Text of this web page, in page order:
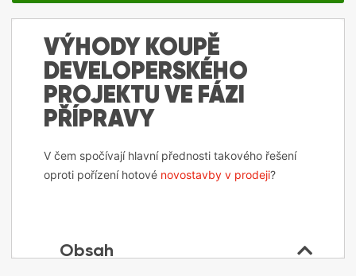
VÝHODY KOUPĚ
DEVELOPERSKÉHO
PROJEKTU VE FÁZI
PŘÍPRAVY
V čem spočívají hlavní přednosti takového řešení
oproti pořízení hotové novostavby v prodeji?
Obsah